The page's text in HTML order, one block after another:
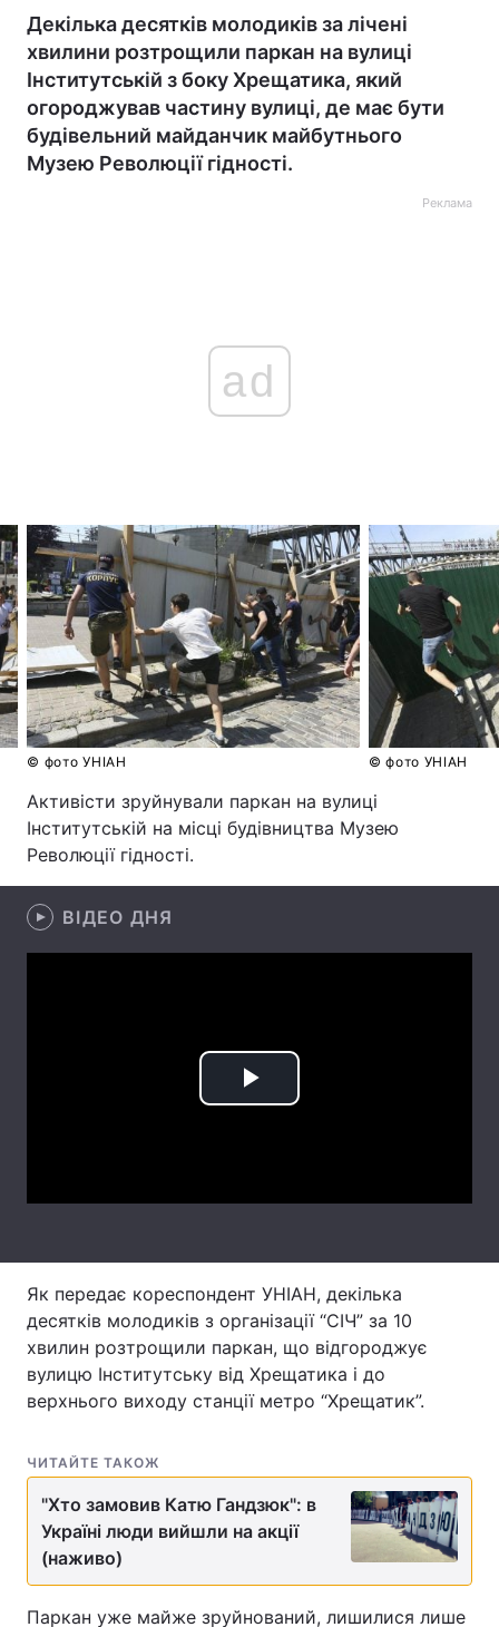
Війна
Політика
Техно і зв'язок Лайт
Зброя Інциденти
Здоров'я Туризм
Цікавинки Погода
Екологія Регіони
Відео з Youtube
Інтерв'ю
Архів Вакансії
Тема оформлення
Декілька десятків молодиків за лічені
хвилини розтрощили паркан на вулиці
Інститутській з боку Хрещатика, який
огороджував частину вулиці, де має бути
будівельний майданчик майбутнього
Музею Революції гідності.
Реклама
ad
© фото УНІАН © фото УНІАН
Активісти зруйнували паркан на вулиці
Інститутській на місці будівництва Музею
Революції гідності.
ВІДЕО ДНЯ
Play
Як передає кореспондент УНІАН, декілька
десятків молодиків з організації “СІЧ” за 10
хвилин розтрощили паркан, що відгороджує
вулицю Інститутську від Хрещатика і до
верхнього виходу станції метро “Хрещатик”.
ЧИТАЙТЕ ТАКОЖ
"Хто замовив Катю Гандзюк": в
Україні люди вийшли на акції
(наживо)
Паркан уже майже зруйнований, лишилися лише